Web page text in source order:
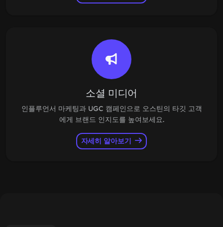
소셜 미디어
인플루언서 마케팅과 UGC 캠페인으로 오스틴의 타깃 고객
에게 브랜드 인지도를 높여보세요.
자세히 알아보기